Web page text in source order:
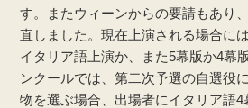
す。またウィーンからの要請もあり
直しました。現在上演される場合に
イタリア語上演か、また5幕版か4幕
ンクールでは、第二次予選の自選役
物を選ぶ場合、出場者にイタリア語